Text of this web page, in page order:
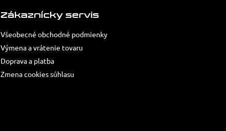
Zákaznícky servis
Všeobecné obchodné podmienky
Výmena a vrátenie tovaru
Doprava a platba
Zmena cookies súhlasu